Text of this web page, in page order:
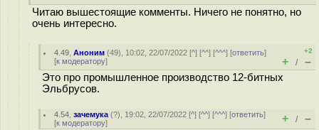
Читаю вышестоящие комменты. Ничего не понятно, но
очень интересно.
4.49 ,Аноним (49), 10:02, 22/07/2022 [^] [^^] [^^^] [ответить]
[к модератору]
+2
+ / –
Это про промышленное производство 12-битных
Эльбрусов.
4.54 ,зачемука (?), 19:02, 22/07/2022 [^] [^^] [^^^] [ответить]
[к модератору] + / –